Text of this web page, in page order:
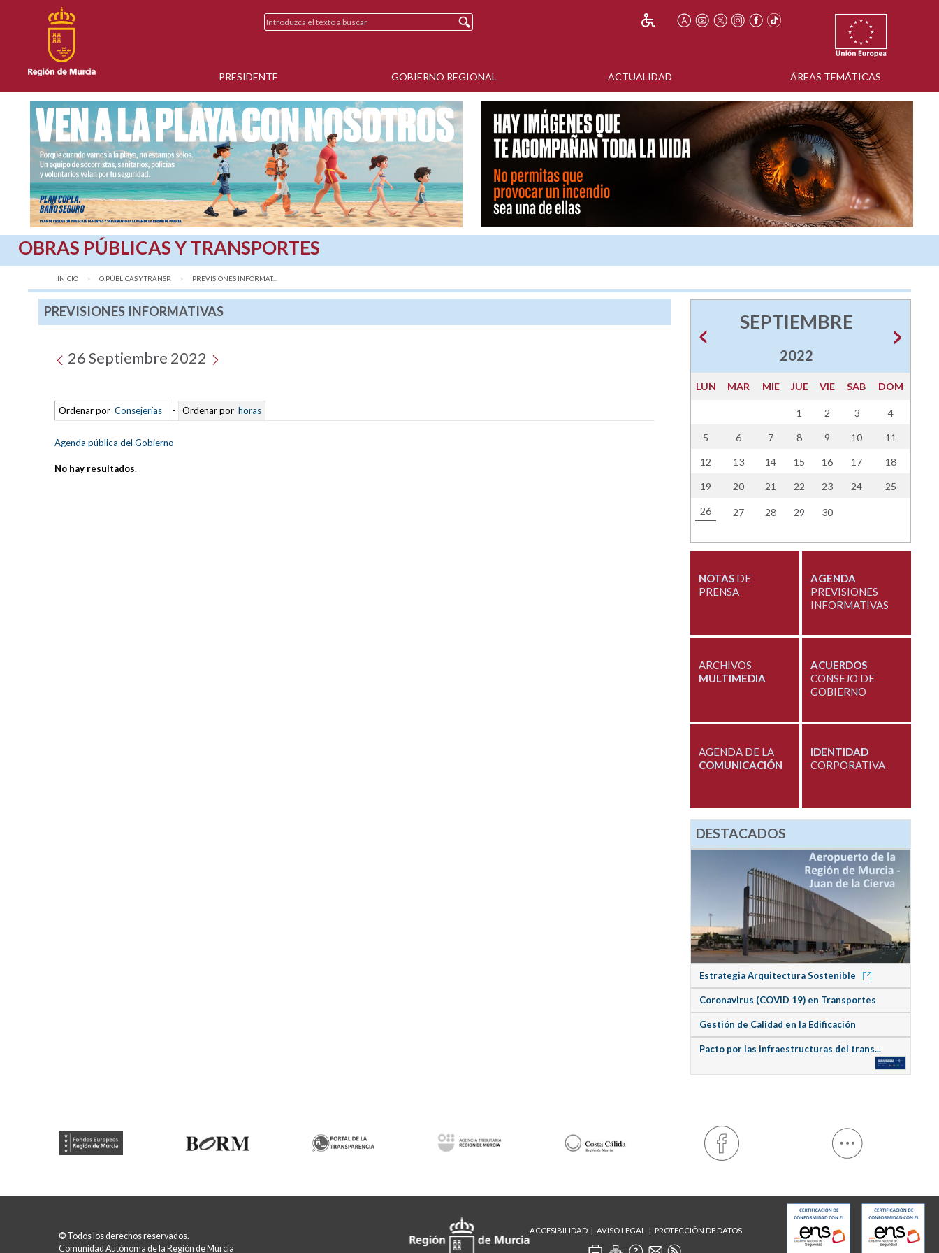
PRESIDENTE GOBIERNO REGIONAL ACTUALIDAD ÁREAS TEMÁTICAS
OBRAS PÚBLICAS Y TRANSPORTES
INICIO O.PÚBLICAS Y TRANSP. AQUÍ:
PREVISIONES INFORMAT...
PREVISIONES INFORMATIVAS
26 Septiembre 2022
Ordenar por Consejerías - Ordenar por horas
Agenda pública del Gobierno
No hay resultados.
SEPTIEMBRE
2022
LUN MAR MIE JUE VIE SAB DOM
1 2 3 4
5 6 7 8 9 10 11
12 13 14 15 16 17 18
19 20 21 22 23 24 25
26 27 28 29 30
NOTASDE
PRENSA
AGENDA
PREVISIONES
INFORMATIVAS
ARCHIVOS
MULTIMEDIA
ACUERDOS
CONSEJO DE
GOBIERNO
AGENDA DE LA
COMUNICACIÓN
IDENTIDAD
CORPORATIVA
DESTACADOS
Estrategia Arquitectura Sostenible
Coronavirus (COVID 19) en Transportes
Gestión de Calidad en la Edificación
Pacto por las infraestructuras del trans...
© Todos los derechos reservados.
Comunidad Autónoma de la Región de Murcia
ACCESIBILIDAD AVISO LEGAL PROTECCIÓN DE DATOS